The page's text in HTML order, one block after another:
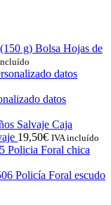
Bolsa Hojas de
datos
Caja
19,50€ IVA incluído
Policia Foral chica
Policía Foral escudo